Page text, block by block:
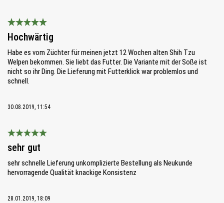
Hochwärtig
Habe es vom Züchter für meinen jetzt 12 Wochen alten Shih Tzu
Welpen bekommen. Sie liebt das Futter. Die Variante mit der Soße ist
nicht so ihr Ding. Die Lieferung mit Futterklick war problemlos und
schnell.
30.08.2019, 11:54
Bewertung mit 5 von 5 Sternen
sehr gut
sehr schnelle Lieferung unkomplizierte Bestellung als Neukunde
hervorragende Qualität knackige Konsistenz
28.01.2019, 18:09